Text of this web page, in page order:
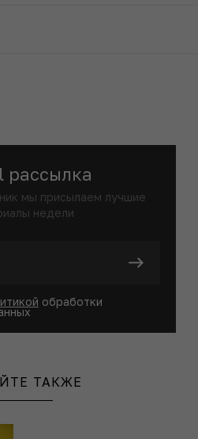
рассылка
мы присылаем лучшие
недели
обработки
ТАКЖЕ